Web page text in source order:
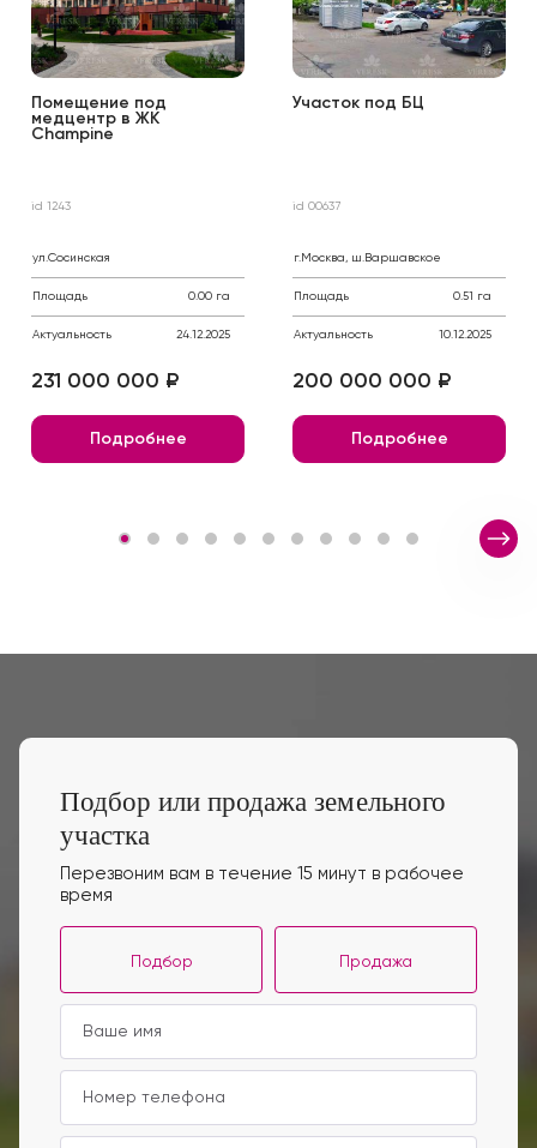
Помещение под
медцентр в ЖК
Сhampine
id 1243
ул.Сосинская
Площадь 0.00 га
Актуальность 24.12.2025
231 000 000 ₽
Подробнее
Участок под БЦ
id 00637
г.Москва, ш.Варшавское
Площадь 0.51 га
Актуальность 10.12.2025
200 000 000 ₽
Подробнее
Подбор или продажа земельного
участка
Перезвоним вам в течение 15 минут в рабочее
время
Подбор Продажа